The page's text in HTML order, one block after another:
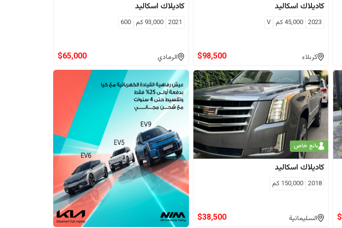
كاديلاك اسكاليد
2023
45,000كم V
كربلاء $98,500
كاديلاك اسكاليد
2021
93,000 كم 600
الرمادي $65,000
$
بائع خاص
كاديلاك اسكاليد
2018
150,000 كم
السليمانية $38,500